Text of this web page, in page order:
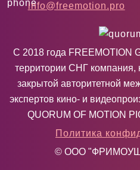
info@freemotion.pro
С 2018 года FREEMOTION
территории СНГ компания,
закрытой авторитетной
экспертов кино- и
QUORUM OF MOTION
Политика
© ООО